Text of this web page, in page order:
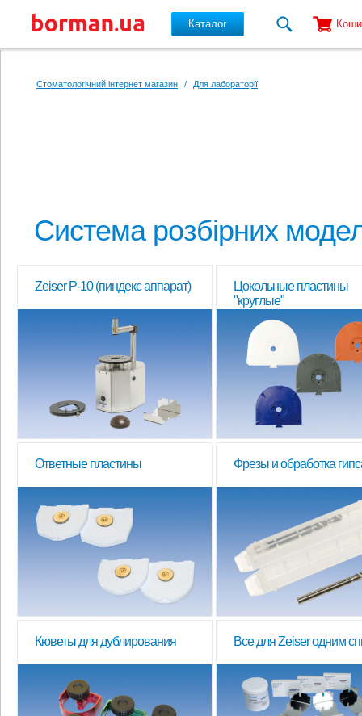
Каталог
Стоматологічний інтернет магазин / Для лабораторії
Система розбірних
Zeiser P-10 (пиндекс аппарат)
Цокольные пластины
"круглые"
Ответные пластины Фрезы и обработка
Кюветы для дублирования Все для Zeiser одним